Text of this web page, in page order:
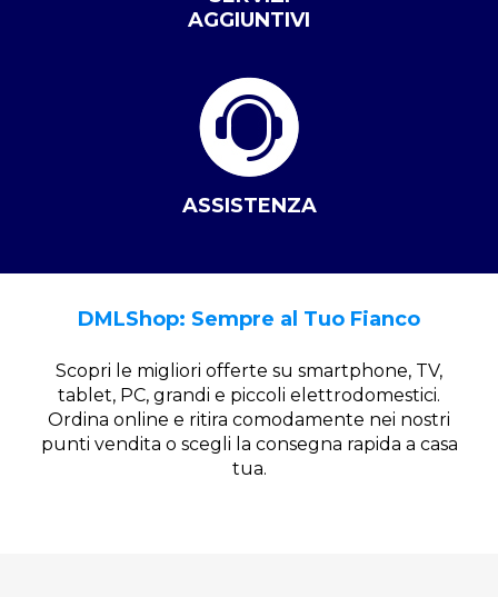
AGGIUNTIVI
ASSISTENZA
DMLShop: Sempre al Tuo Fianco
Scopri le migliori offerte su smartphone, TV,
tablet, PC, grandi e piccoli elettrodomestici.
Ordina online e ritira comodamente nei nostri
punti vendita o scegli la consegna rapida a casa
tua.